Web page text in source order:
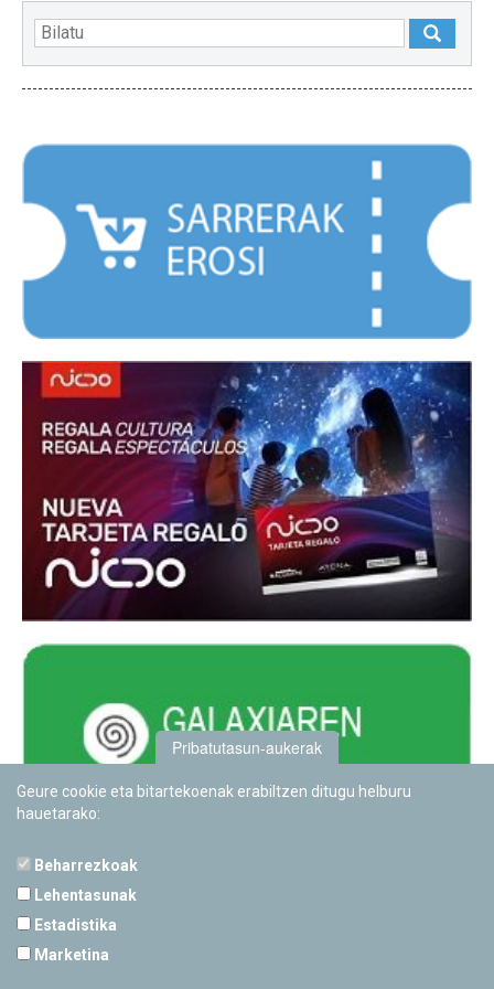
Pribatutasun-aukerak
Geure cookie eta bitartekoenak erabiltzen ditugu helburu
hauetarako:
Beharrezkoak
Lehentasunak
Estadistika
Marketina